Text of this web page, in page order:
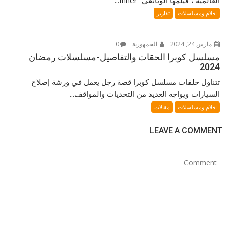
افلام ومسلسلات تقارير
مارس 24, 2024 الجمهورية 0
مسلسل كوبرا الحقات والتفاصيل-مسلسلات رمضان
2024
تتناول حلقات مسلسل كوبرا قصة رجل يعمل في ورشة إصلاح
السيارات ويواجه العديد من التحديات والمواقف...
افلام ومسلسلات مقالات
LEAVE A COMMENT